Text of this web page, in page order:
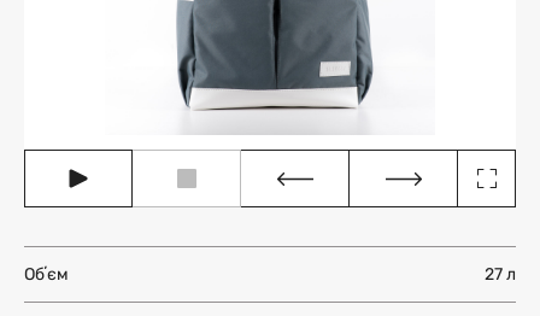
Обʼєм 27 л